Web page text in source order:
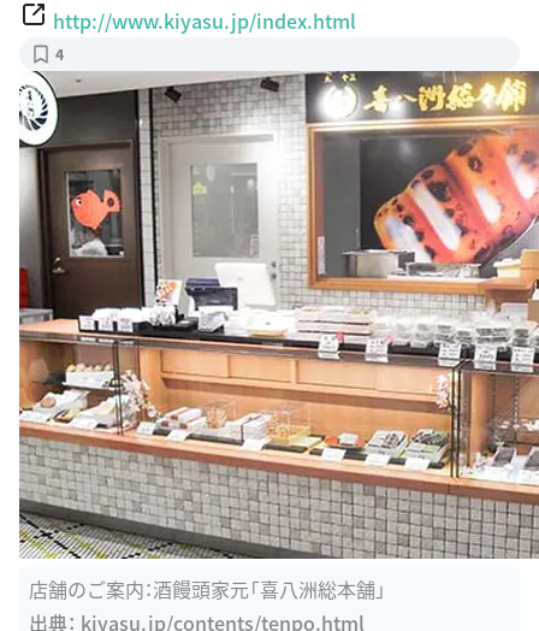
http://www.kiyasu.jp/index.html
4
店舗のご案内：酒饅頭家元「喜八洲総本舗」
出典： kiyasu.jp/contents/tenpo.html